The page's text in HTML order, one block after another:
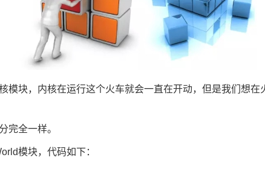
块，内核在运行这个火车就会一直在开动，但是我们想
完全一样。
模块，代码如下：